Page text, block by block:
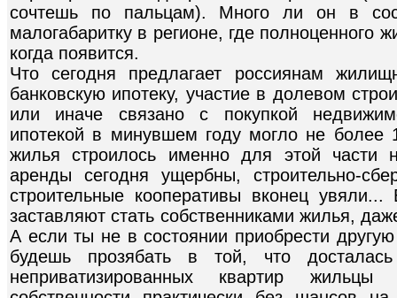
сочтешь по пальцам). Много ли он в
малогабаритку в регионе, где полноценного
когда появится.
Что сегодня предлагает россиянам
банковскую ипотеку, участие в долевом
или иначе связано с покупкой
ипотекой в минувшем году могло не
жилья строилось именно для этой части
аренды сегодня ущербны, строительно-
строительные кооперативы вконец
заставляют стать собственниками жилья,
А если ты не в состоянии приобрести
будешь прозябать в той, что
неприватизированных квартир